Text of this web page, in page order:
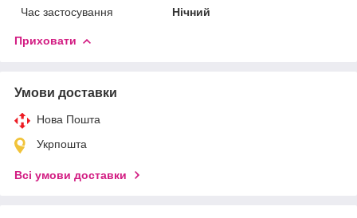
Час застосування
Нічний
Приховати
Умови доставки
Нова Пошта
Укрпошта
Всі умови доставки